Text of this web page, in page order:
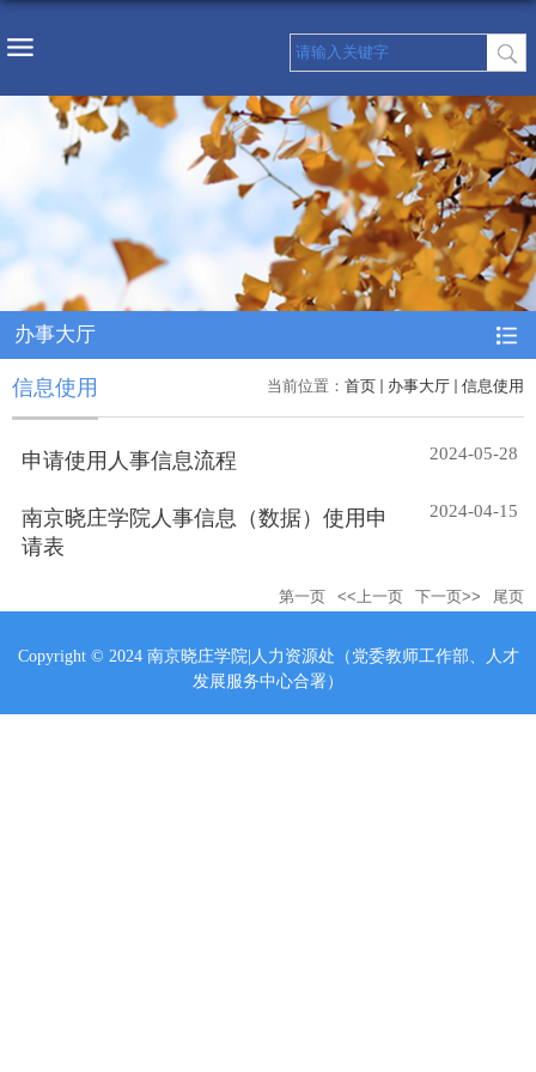
办事大厅
当前位置： 首页 办事大厅 信息使用
信息使用
申请使用人事信息流程 2024-05-28
南京晓庄学院人事信息（数据）使用申
请表
2024-04-15
第一页 <<上一页 下一页>> 尾页
Copyright © 2024 南京晓庄学院|人力资源处（党委教师工作部、人才
发展服务中心合署）